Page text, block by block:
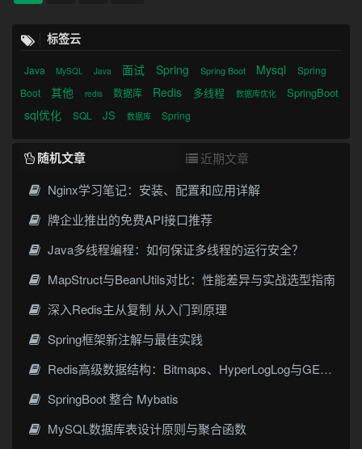
标签云
Java MySQL Java 面试 Spring Spring Boot Mysql
Spring
Boot
其他 redis 数据库 Redis 多线程 数据库优化 SpringBoot
sql优化 SQL JS 数据库 Spring
随机文章
近期文章
Nginx学习笔记：安装、配置和应用详解
牌企业推出的免费API接口推荐
Java多线程编程：如何保证多线程的运行安全？
MapStruct与BeanUtils对比：性能差异与实战选型指南
深入Redis主从复制 从入门到原理
Spring框架新注解与最佳实践
Redis高级数据结构：Bitmaps、HyperLogLog与GEO应用实战
SpringBoot 整合 Mybatis
MySQL数据库表设计原则与聚合函数